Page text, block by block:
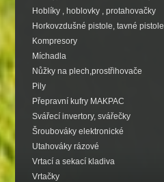
Hoblíky , hoblovky , protahovačky
Horkovzdušné pistole, tavné pistole
Kompresory
Míchadla
Nůžky na plech,prostřihovače
Pily
Přepravní kufry MAKPAC
Svářecí invertory, svářečky
Šroubováky elektronické
Utahováky rázové
Vrtací a sekací kladiva
Vrtačky